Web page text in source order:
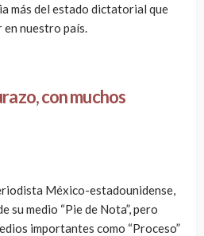
más del estado dictatorial que
en nuestro país.
con muchos
México-estadounidense,
su medio “Pie de Nota”, pero
importantes como “Proceso”